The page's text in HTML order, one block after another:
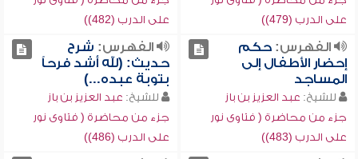
على الدرب (479))
على الدرب (482))
الفهرس:حكم
إحضار الأطفال إلى
المساجد
للشيخ: عبد العزيز بن باز
جزء من محاضرة ( فتاوى نور
على الدرب (483))
الفهرس: شرح
حديث: (لله أشد فرحاً
بتوبة عبده...)
للشيخ: عبد العزيز بن باز
جزء من محاضرة ( فتاوى نور
على الدرب (486))